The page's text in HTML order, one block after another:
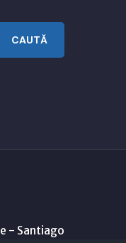
CAUTĂ
- Santiago